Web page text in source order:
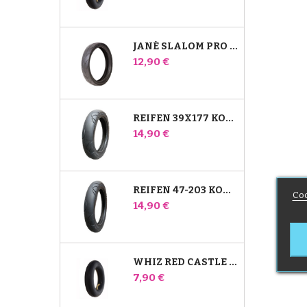
JANÉ SLALOM PRO UND POWERTWIN KINDERWAGENREIFEN
Preis
12,90 €
REIFEN 39X177 KOMPATIBEL MIT BUGABOO DONKEY KINDERWAGEN - FÜR VORDERRAD
Preis
14,90 €
REIFEN 47-203 KOMPATIBEL MIT BUGABOO DONKEY KINDERWAGEN - FÜR HINTERRAD
Preis
14,90 €
WHIZ RED CASTLE HINTERES INNENROHR
Preis
7,90 €